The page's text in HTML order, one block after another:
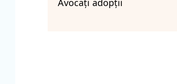
Avocați adopții